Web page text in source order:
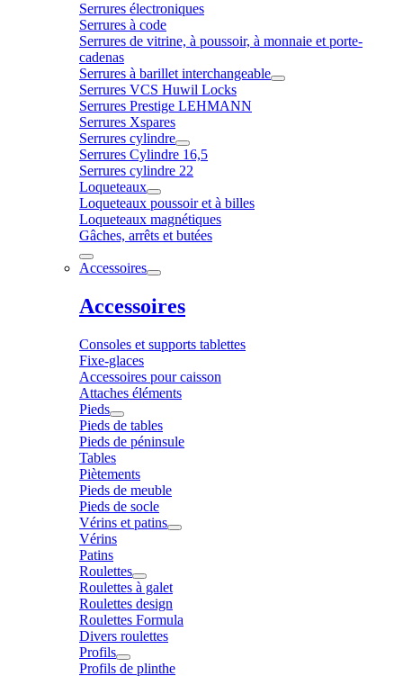
Serrures électroniques
Serrures à code
Serrures de vitrine, à poussoir, à monnaie et porte-
cadenas
Serrures à barillet interchangeable
Serrures VCS Huwil Locks
Serrures Prestige LEHMANN
Serrures Xspares
Serrures cylindre
Serrures Cylindre 16,5
Serrures cylindre 22
Loqueteaux
Loqueteaux poussoir et à billes
Loqueteaux magnétiques
Gâches, arrêts et butées
Accessoires
Accessoires
Consoles et supports tablettes
Fixe-glaces
Accessoires pour caisson
Attaches éléments
Pieds
Pieds de tables
Pieds de péninsule
Tables
Piètements
Pieds de meuble
Pieds de socle
Vérins et patins
Vérins
Patins
Roulettes
Roulettes à galet
Roulettes design
Roulettes Formula
Divers roulettes
Profils
Profils de plinthe